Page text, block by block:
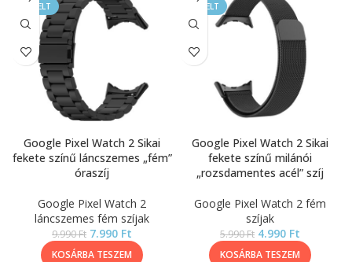
KIEMELT
Google Pixel Watch 2 Sikai
fekete színű láncszemes „fém”
óraszíj
Google Pixel Watch 2
láncszemes fém szíjak
9.990Ft 7.990 Ft
KOSÁRBA TESZEM
KIEMELT
Google Pixel Watch 2 Sikai
fekete színű milánói
„rozsdamentes acél” szíj
Google Pixel Watch 2 fém
szíjak
5.990Ft 4.990 Ft
KOSÁRBA TESZEM